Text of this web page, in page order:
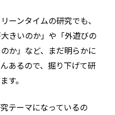
ーンタイムの研究でも、
きいのか」や「外遊びの
か」など、まだ明らかに
あるので、掘り下げて研
す。
テーマになっているの